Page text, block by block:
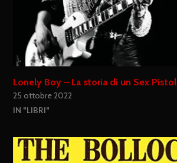
Lonely Boy – La storia di un Sex Pistol
25 ottobre 2022
IN "LIBRI"